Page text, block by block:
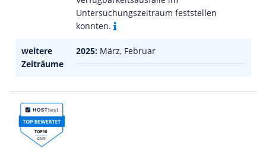
Untersuchungszeitraum feststellen
konnten.
weitere
Zeiträume
2025: März, Februar